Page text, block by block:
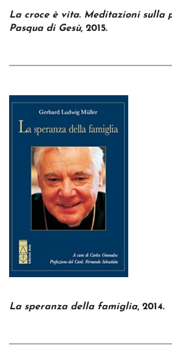
La croce è vita. Meditazioni sulla
Pasqua di Gesù, 2015.
La speranza della famiglia, 2014.